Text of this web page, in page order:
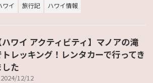
ワイ 旅行記 ハワイ情報
ハワイ アクティビティ】マノアの滝
トレッキング！レンタカーで行ってき
した
2024/12/12